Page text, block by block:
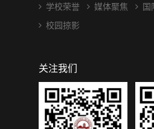
学校荣誉
校园掠影
媒体聚焦
国
关注我们